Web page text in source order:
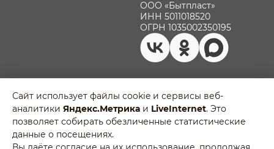
ООО «Бытпласт»
ИНН 5011018520
ОГРН 1035002350195
Политика обработки персональных
данных
Пользовательское соглашение
Сайт использует файлы cookie и сервисы веб-
аналитики Яндекс.Метрика и LiveInternet. Это
позволяет собирать обезличенные статистические
данные о посещениях.